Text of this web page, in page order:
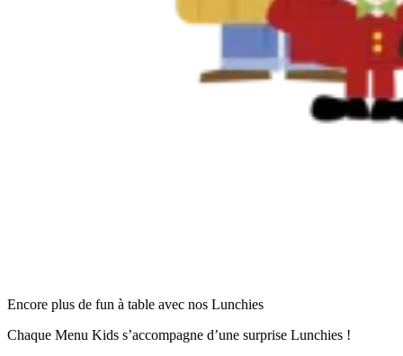
Encore plus de fun à table avec nos Lunchies
Chaque Menu Kids s’accompagne d’une surprise Lunchies !